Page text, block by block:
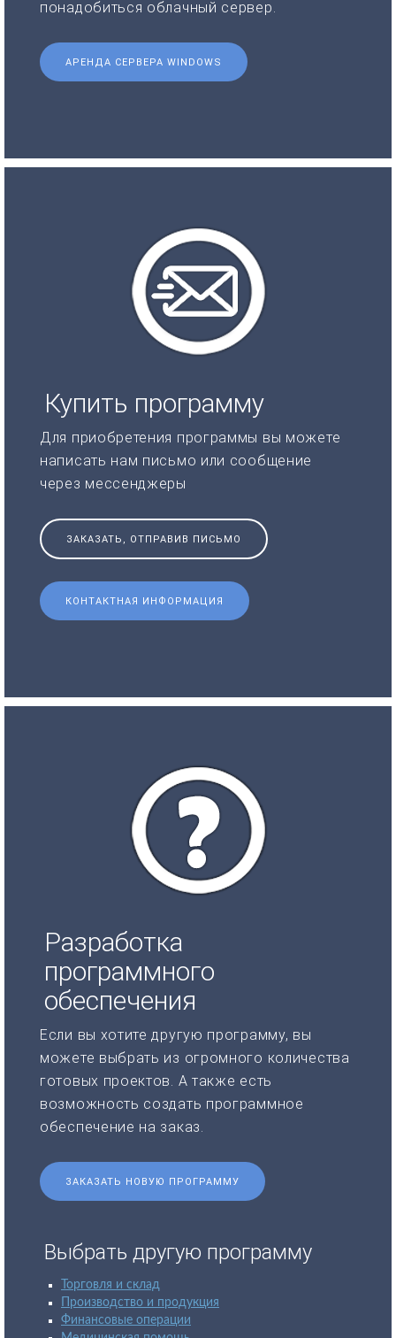
понадобиться облачный сервер.
АРЕНДА СЕРВЕРА WINDOWS
Купить программу
Для приобретения программы вы можете
написать нам письмо или сообщение
через мессенджеры
ЗАКАЗАТЬ, ОТПРАВИВ ПИСЬМО
КОНТАКТНАЯ ИНФОРМАЦИЯ
Разработка
программного
обеспечения
Если вы хотите другую программу, вы
можете выбрать из огромного количества
готовых проектов. А также есть
возможность создать программное
обеспечение на заказ.
ЗАКАЗАТЬ НОВУЮ ПРОГРАММУ
Выбрать другую программу
Торговля и склад
Производство и продукция
Финансовые операции